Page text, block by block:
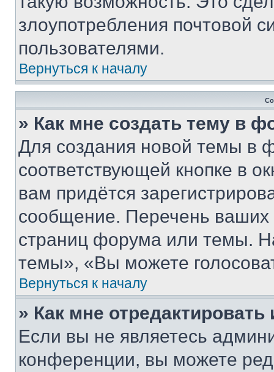
злоупотребления почтовой
пользователями.
Вернуться к началу
» Как мне создать тему в
Для создания новой темы в
соответствующей кнопке в
вам придётся
сообщение. Перечень ваших
страниц форума или темы.
темы», «Вы можете
Вернуться к началу
» Как мне
Если вы не являетесь
конференции, вы можете